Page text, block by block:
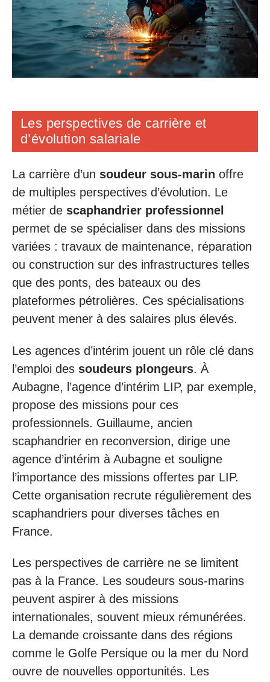
Les perspectives de carrière et
d’évolution salariale
La carrière d’un soudeur sous-marin offre
de multiples perspectives d’évolution. Le
métier de scaphandrier professionnel
permet de se spécialiser dans des missions
variées : travaux de maintenance, réparation
ou construction sur des infrastructures telles
que des ponts, des bateaux ou des
plateformes pétrolières. Ces spécialisations
peuvent mener à des salaires plus élevés.
Les agences d’intérim jouent un rôle clé dans
l’emploi des soudeurs plongeurs. À
Aubagne, l’agence d’intérim LIP, par exemple,
propose des missions pour ces
professionnels. Guillaume, ancien
scaphandrier en reconversion, dirige une
agence d’intérim à Aubagne et souligne
l’importance des missions offertes par LIP.
Cette organisation recrute régulièrement des
scaphandriers pour diverses tâches en
France.
Les perspectives de carrière ne se limitent
pas à la France. Les soudeurs sous-marins
peuvent aspirer à des missions
internationales, souvent mieux rémunérées.
La demande croissante dans des régions
comme le Golfe Persique ou la mer du Nord
ouvre de nouvelles opportunités. Les